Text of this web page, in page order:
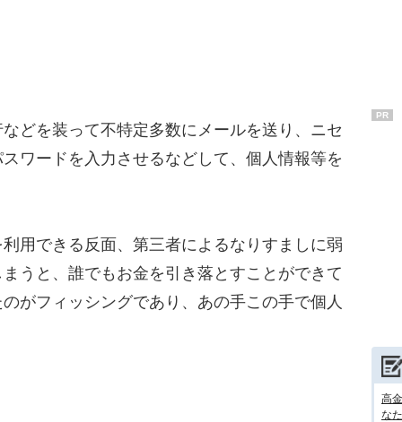
どを装って不特定多数にメールを送り、ニセ
ワードを入力させるなどして、個人情報等を
用できる反面、第三者によるなりすましに弱
うと、誰でもお金を引き落とすことができて
がフィッシングであり、あの手この手で個人
PR
高
な